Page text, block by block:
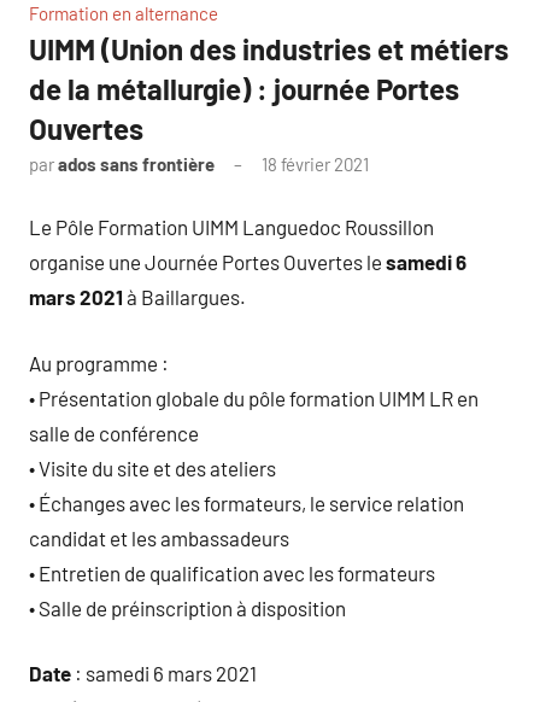
Formation en alternance
UIMM (Union des industries et métiers
de la métallurgie) : journée Portes
Ouvertes
parados sans frontière 18 février 2021
Le Pôle Formation UIMM Languedoc Roussillon
organise une Journée Portes Ouvertes le samedi 6
mars 2021 à Baillargues.
Au programme :
• Présentation globale du pôle formation UIMM LR en
salle de conférence
• Visite du site et des ateliers
• Échanges avec les formateurs, le service relation
candidat et les ambassadeurs
• Entretien de qualification avec les formateurs
• Salle de préinscription à disposition
Date : samedi 6 mars 2021